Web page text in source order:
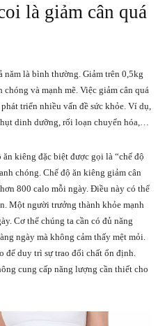
là giảm cân quá
năm là bình thường. Giảm trên 0,5kg
và mạnh mẽ. Việc giảm cân quá
triển nhiều vấn đề sức khỏe. Ví dụ,
dinh dưỡng, rối loạn chuyển hóa,…
kiêng đặc biệt được gọi là “chế độ
chóng. Chế độ ăn kiêng giảm cân
800 calo mỗi ngày. Điều này có thể
Một người trưởng thành khỏe mạnh
Cơ thể chúng ta cần có đủ năng
ngày mà không cảm thấy mệt mỏi.
để duy trì sự trao đổi chất ổn định.
cung cấp năng lượng cần thiết cho